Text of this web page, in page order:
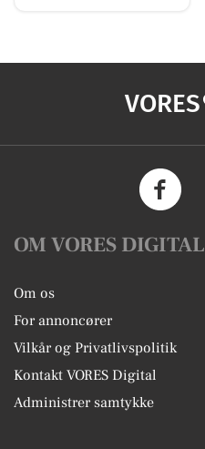
VORES
OM VORES DIGITAL
Om os
For annoncører
Vilkår og Privatlivspolitik
Kontakt VORES Digital
Administrer samtykke